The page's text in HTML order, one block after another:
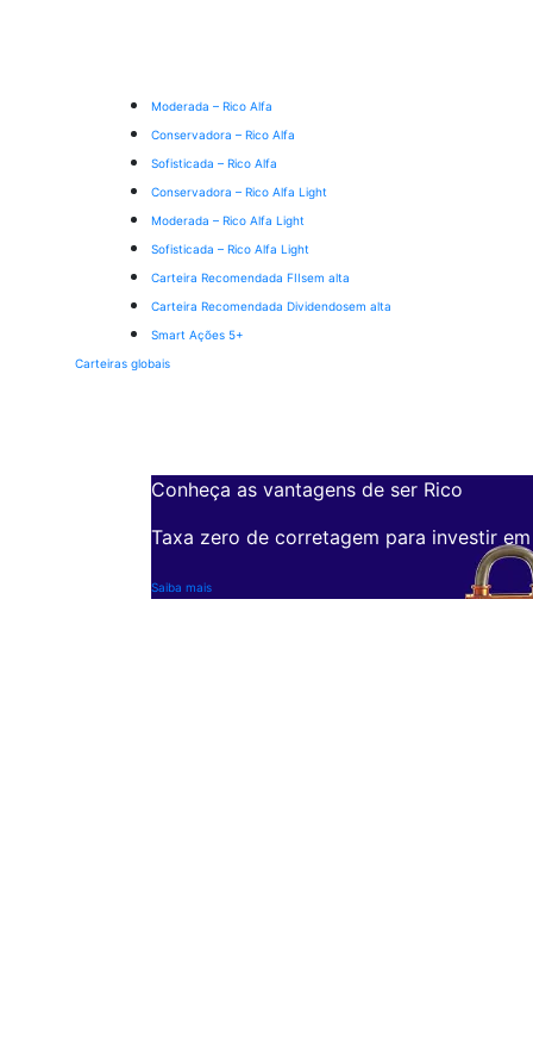
Moderada – Rico Alfa
Conservadora – Rico Alfa
Sofisticada – Rico Alfa
Conservadora – Rico Alfa Light
Moderada – Rico Alfa Light
Sofisticada – Rico Alfa Light
Carteira Recomendada FIIsem alta
Carteira Recomendada Dividendosem alta
Smart Ações 5+
Carteiras globais
Conheça as vantagens de ser Rico
Taxa zero de corretagem para investir
Saiba mais